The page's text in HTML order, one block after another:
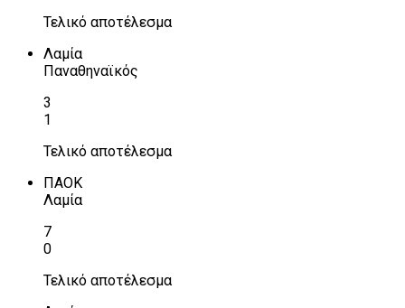
Τελικό αποτέλεσμα
Λαμία
Παναθηναϊκός
3
1
Τελικό αποτέλεσμα
ΠΑΟΚ
Λαμία
7
0
Τελικό αποτέλεσμα